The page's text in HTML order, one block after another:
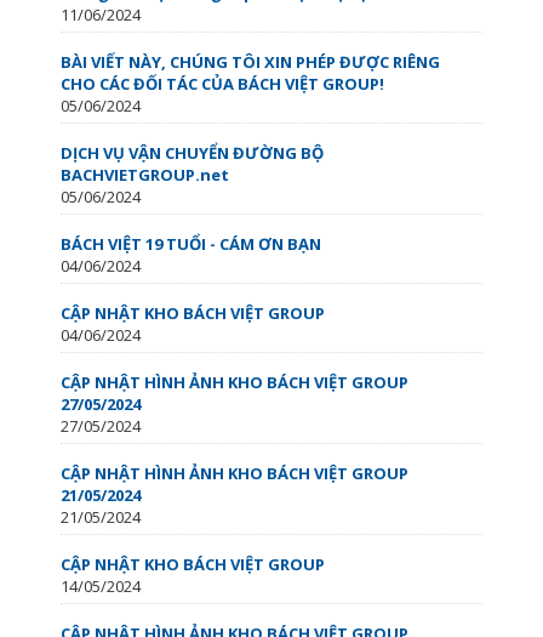
11/06/2024
BÀI VIẾT NÀY, CHÚNG TÔI XIN PHÉP ĐƯỢC RIÊNG
CHO CÁC ĐỐI TÁC CỦA BÁCH VIỆT GROUP!
05/06/2024
DỊCH VỤ VẬN CHUYỂN ĐƯỜNG BỘ
BACHVIETGROUP.net
05/06/2024
BÁCH VIỆT 19 TUỔI - CÁM ƠN BẠN
04/06/2024
CẬP NHẬT KHO BÁCH VIỆT GROUP
04/06/2024
CẬP NHẬT HÌNH ẢNH KHO BÁCH VIỆT GROUP
27/05/2024
27/05/2024
CẬP NHẬT HÌNH ẢNH KHO BÁCH VIỆT GROUP
21/05/2024
21/05/2024
CẬP NHẬT KHO BÁCH VIỆT GROUP
14/05/2024